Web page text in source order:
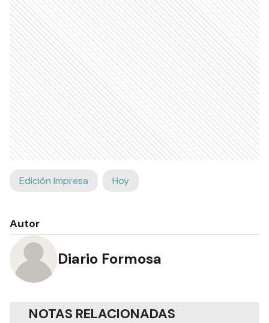
Edición Impresa Hoy
Autor
Diario Formosa
NOTAS RELACIONADAS